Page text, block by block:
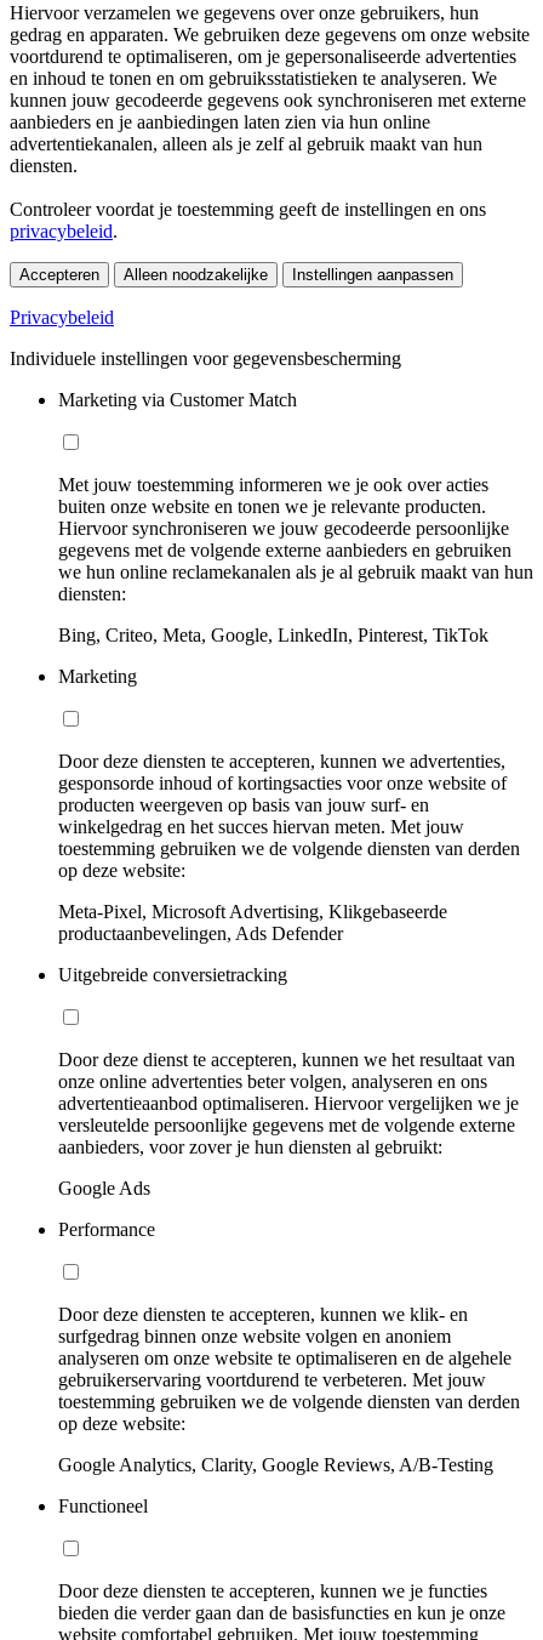
Hiervoor verzamelen we gegevens over onze gebruikers, hun
gedrag en apparaten. We gebruiken deze gegevens om onze website
voortdurend te optimaliseren, om je gepersonaliseerde advertenties
en inhoud te tonen en om gebruiksstatistieken te analyseren. We
kunnen jouw gecodeerde gegevens ook synchroniseren met externe
aanbieders en je aanbiedingen laten zien via hun online
advertentiekanalen, alleen als je zelf al gebruik maakt van hun
diensten.
Controleer voordat je toestemming geeft de instellingen en ons
privacybeleid.
Accepteren Alleen noodzakelijke Instellingen aanpassen
Privacybeleid
Individuele instellingen voor gegevensbescherming
Marketing via Customer Match
Met jouw toestemming informeren we je ook over acties
buiten onze website en tonen we je relevante producten.
Hiervoor synchroniseren we jouw gecodeerde persoonlijke
gegevens met de volgende externe aanbieders en gebruiken
we hun online reclamekanalen als je al gebruik maakt van hun
diensten:
Bing, Criteo, Meta, Google, LinkedIn, Pinterest, TikTok
Marketing
Door deze diensten te accepteren, kunnen we advertenties,
gesponsorde inhoud of kortingsacties voor onze website of
producten weergeven op basis van jouw surf- en
winkelgedrag en het succes hiervan meten. Met jouw
toestemming gebruiken we de volgende diensten van derden
op deze website:
Meta-Pixel, Microsoft Advertising, Klikgebaseerde
productaanbevelingen, Ads Defender
Uitgebreide conversietracking
Door deze dienst te accepteren, kunnen we het resultaat van
onze online advertenties beter volgen, analyseren en ons
advertentieaanbod optimaliseren. Hiervoor vergelijken we je
versleutelde persoonlijke gegevens met de volgende externe
aanbieders, voor zover je hun diensten al gebruikt:
Google Ads
Performance
Door deze diensten te accepteren, kunnen we klik- en
surfgedrag binnen onze website volgen en anoniem
analyseren om onze website te optimaliseren en de algehele
gebruikerservaring voortdurend te verbeteren. Met jouw
toestemming gebruiken we de volgende diensten van derden
op deze website:
Google Analytics, Clarity, Google Reviews, A/B-Testing
Functioneel
Door deze diensten te accepteren, kunnen we je functies
bieden die verder gaan dan de basisfuncties en kun je onze
website comfortabel gebruiken. Met jouw toestemming